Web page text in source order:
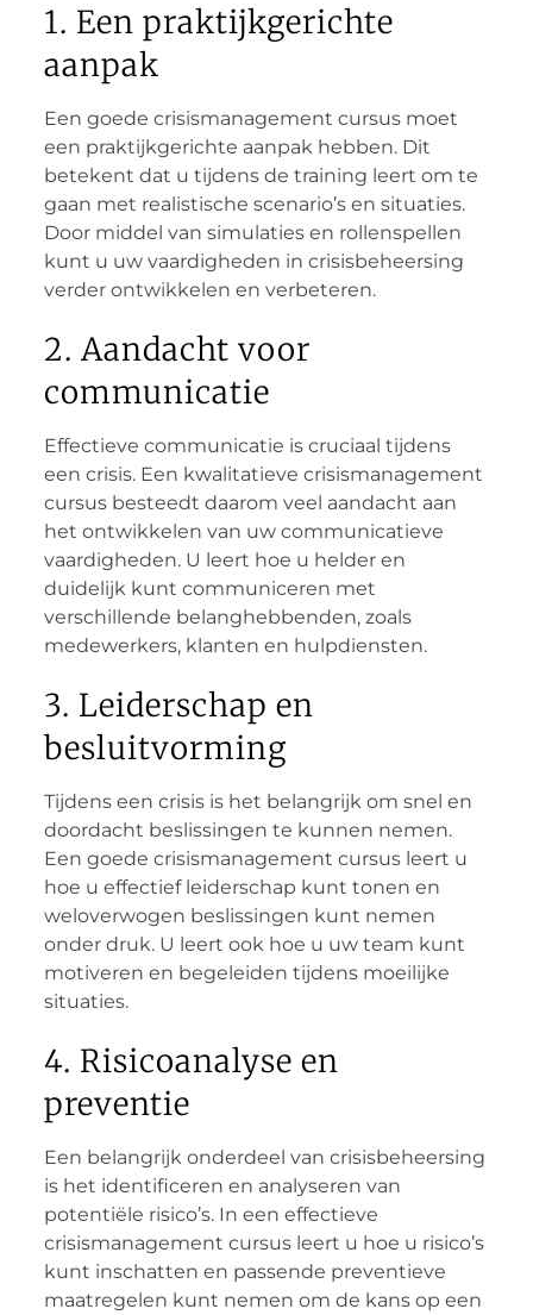
1. Een praktijkgerichte
aanpak
Een goede crisismanagement cursus moet
een praktijkgerichte aanpak hebben. Dit
betekent dat u tijdens de training leert om te
gaan met realistische scenario’s en situaties.
Door middel van simulaties en rollenspellen
kunt u uw vaardigheden in crisisbeheersing
verder ontwikkelen en verbeteren.
2. Aandacht voor
communicatie
Effectieve communicatie is cruciaal tijdens
een crisis. Een kwalitatieve crisismanagement
cursus besteedt daarom veel aandacht aan
het ontwikkelen van uw communicatieve
vaardigheden. U leert hoe u helder en
duidelijk kunt communiceren met
verschillende belanghebbenden, zoals
medewerkers, klanten en hulpdiensten.
3. Leiderschap en
besluitvorming
Tijdens een crisis is het belangrijk om snel en
doordacht beslissingen te kunnen nemen.
Een goede crisismanagement cursus leert u
hoe u effectief leiderschap kunt tonen en
weloverwogen beslissingen kunt nemen
onder druk. U leert ook hoe u uw team kunt
motiveren en begeleiden tijdens moeilijke
situaties.
4. Risicoanalyse en
preventie
Een belangrijk onderdeel van crisisbeheersing
is het identificeren en analyseren van
potentiële risico’s. In een effectieve
crisismanagement cursus leert u hoe u risico’s
kunt inschatten en passende preventieve
maatregelen kunt nemen om de kans op een